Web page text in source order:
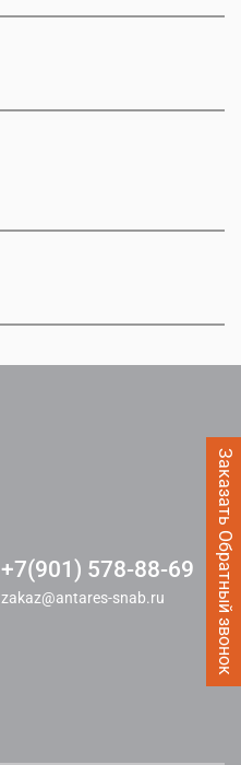
Заказать Обратный звонок
+7(901) 578-88-69
zakaz@antares-snab.ru